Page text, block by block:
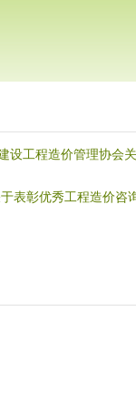
设工程造价管理协会
表彰优秀工程造价咨